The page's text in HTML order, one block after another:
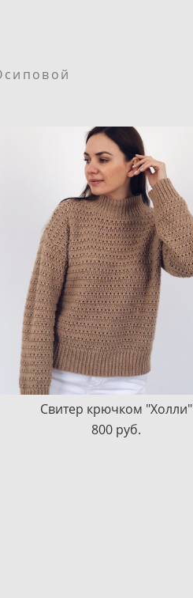
Свитер крючком "Холли"
800 pуб.